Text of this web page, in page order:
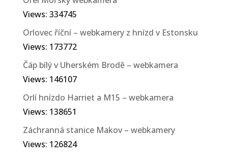
Views: 334745
Orlovec říční – webkamery z hnízd v Estonsku
Views: 173772
Čáp bílý v Uherském Brodě – webkamera
Views: 146107
Orlí hnízdo Harriet a M15 – webkamera
Views: 138651
Záchranná stanice Makov – webkamery
Views: 126824